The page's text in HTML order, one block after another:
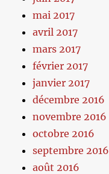
mai 2017
avril 2017
mars 2017
février 2017
janvier 2017
décembre 2016
novembre 2016
octobre 2016
septembre 2016
août 2016